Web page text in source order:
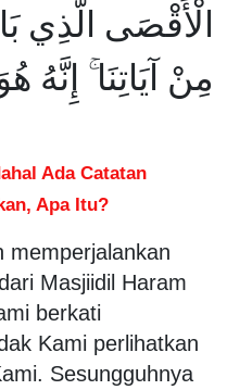
الْأَقْصَى الَّذِي
مِنْ آيَاتِنَا ۚ إِنَّهُ
Ada Catatan
Apa Itu?
memperjalankan
Masjiidil Haram
berkati
Kami perlihatkan
Sesungguhnya